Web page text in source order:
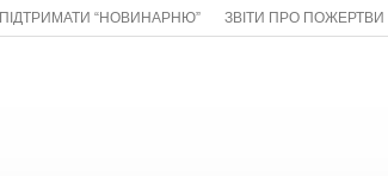
ПІДТРИМАТИ “НОВИНАРНЮ” ЗВІТИ ПРО ПОЖЕРТВИ